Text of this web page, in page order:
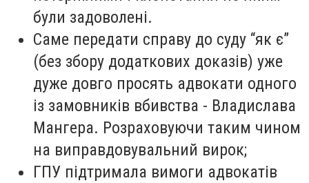
були задоволені.
Саме передати справу до суду “як є”
(без збору додаткових доказів) уже
дуже довго просять адвокати одного
із замовників вбивства - Владислава
Мангера. Розраховуючи таким чином
на виправдовувальний вирок;
ГПУ підтримала вимоги адвокатів